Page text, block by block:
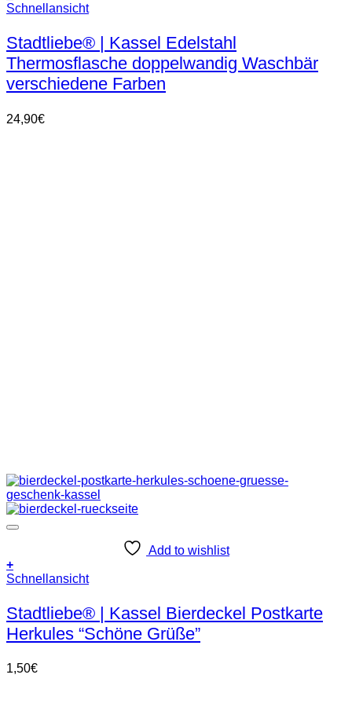
Dieses
weist
mehrere
Varianten
auf.
Die
können
Schnellansicht
Stadtliebe® | Kassel Edelstahl
Thermosflasche doppelwandig Waschbär
verschiedene Farben
24,90€
Add to wishlist
+
Schnellansicht
Stadtliebe® | Kassel Bierdeckel Postkarte
Herkules “Schöne Grüße”
1,50€